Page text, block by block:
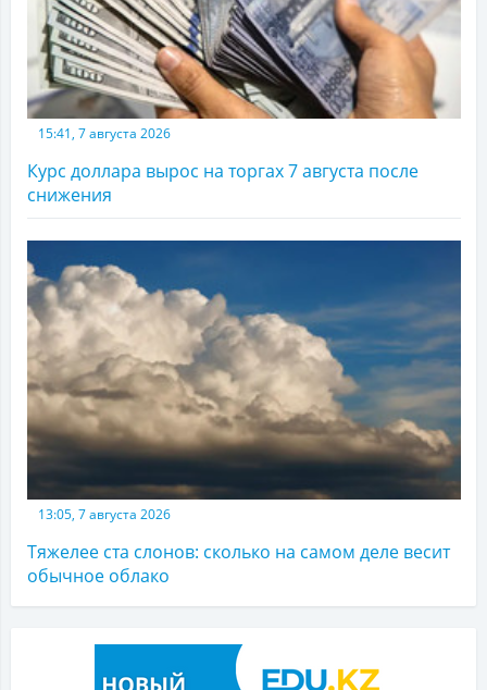
15:41, 7 августа 2026
Курс доллара вырос на торгах 7 августа после
снижения
13:05, 7 августа 2026
Тяжелее ста слонов: сколько на самом деле весит
обычное облако